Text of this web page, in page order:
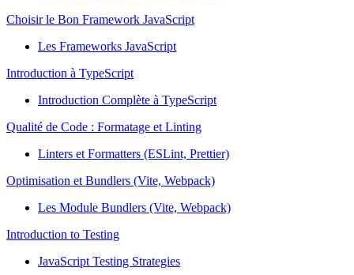
Choisir le Bon Framework JavaScript
Les Frameworks JavaScript
Introduction à TypeScript
Introduction Complète à TypeScript
Qualité de Code : Formatage et Linting
Linters et Formatters (ESLint, Prettier)
Optimisation et Bundlers (Vite, Webpack)
Les Module Bundlers (Vite, Webpack)
Introduction to Testing
JavaScript Testing Strategies